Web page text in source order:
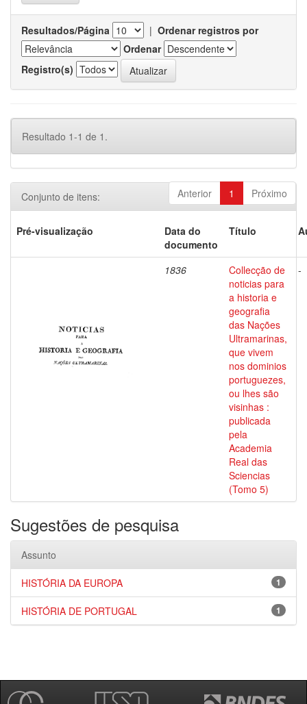
Resultados/Página | Ordenar registros por
Ordenar
Registro(s)
Resultado 1-1 de 1.
Anterior 1 Próximo
Conjunto de itens:
Pré-visualização
Data do
documento
Título
1836
Collecção de
noticias para
a historia e
geografia
das Nações
Ultramarinas,
que vivem
nos dominios
portuguezes,
ou lhes são
visinhas :
publicada
pela
Academia
Real das
Sciencias
(Tomo 5)
-
Sugestões de pesquisa
Assunto
1
HISTÓRIA DA EUROPA
1
HISTÓRIA DE PORTUGAL